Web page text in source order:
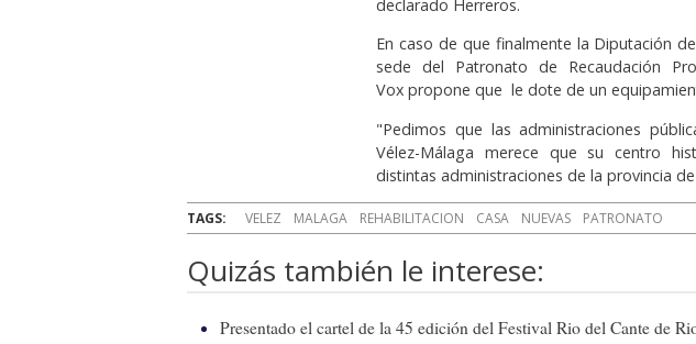
declarado Herreros.
En caso de que finalmente la Diputación
sede del Patronato de Recaudación
Vox propone que le dote de un
"Pedimos que las administraciones
Vélez-Málaga merece que su centro
distintas administraciones de la provincia
TAGS: VELEZ MALAGA REHABILITACION CASA NUEVAS PATRONATO
Quizás también le interese:
Presentado el cartel de la 45 edición del Festival Rio del Cante de